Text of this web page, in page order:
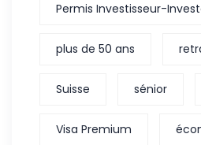
Permis Investisseur-
plus de 50 ans
Suisse sénior
Visa Premium